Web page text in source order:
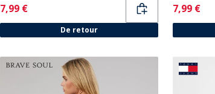
Current
7,99 €
De retour
Current
7,99 €